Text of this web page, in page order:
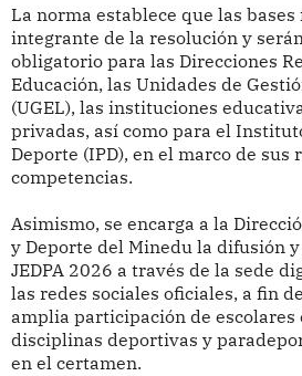
La norma establece que las
integrante de la resolución y
obligatorio para las Direcciones
Educación, las Unidades de
(UGEL), las instituciones
privadas, así como para el
Deporte (IPD), en el marco de sus
competencias.
Asimismo, se encarga a la
y Deporte del Minedu la difusión
JEDPA 2026 a través de la sede
las redes sociales oficiales, a fin
amplia participación de escolares
disciplinas deportivas y
en el certamen.